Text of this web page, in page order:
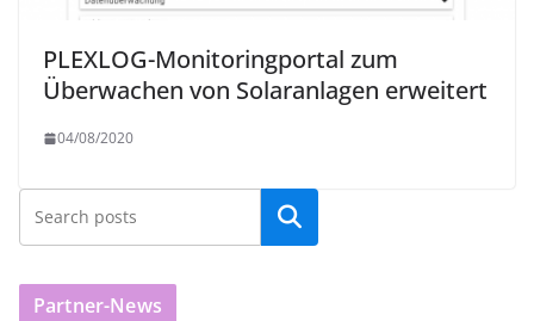
PLEXLOG-Monitoringportal zum
Überwachen von Solaranlagen erweitert
04/08/2020
Partner-News